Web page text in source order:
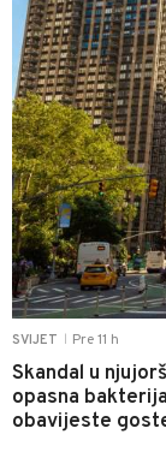
SVIJET Pre 11 h
Skandal u
opasna
obavijeste